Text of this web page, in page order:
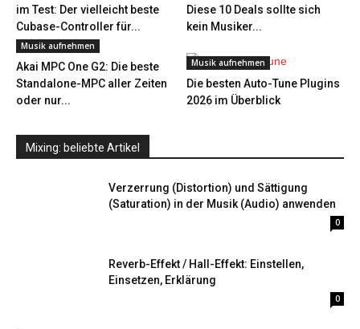
im Test: Der vielleicht beste
Cubase-Controller für...
Diese 10 Deals sollte sich
kein Musiker...
Musik aufnehmen
Akai MPC One G2: Die beste
Standalone-MPC aller Zeiten
oder nur...
Musik aufnehmen
Die besten Auto-Tune Plugins
2026 im Überblick
Mixing: beliebte Artikel
Verzerrung (Distortion) und Sättigung
(Saturation) in der Musik (Audio) anwenden
0
Reverb-Effekt / Hall-Effekt: Einstellen,
Einsetzen, Erklärung
0